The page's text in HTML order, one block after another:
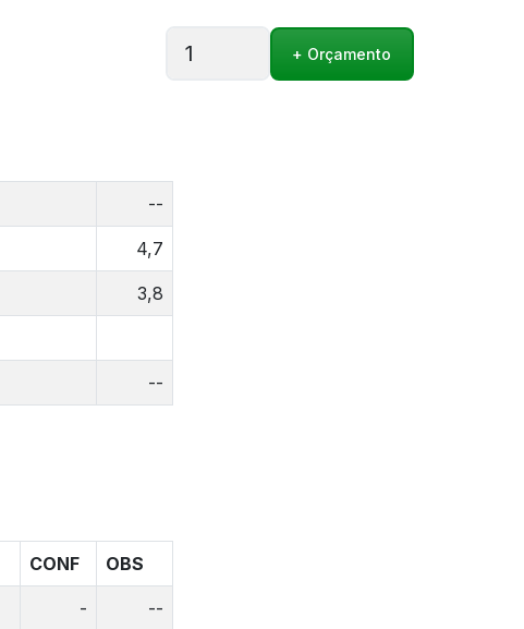
+ Orçamento
--
4,7
3,8
--
CONF OBS
- --